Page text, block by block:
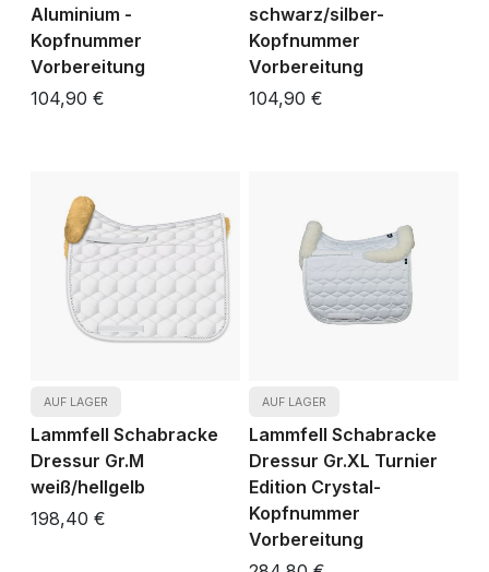
Aluminium -
Kopfnummer
Vorbereitung
104,90 €
schwarz/silber-
Kopfnummer
Vorbereitung
104,90 €
AUF LAGER
Lammfell Schabracke
Dressur Gr.M
weiß/hellgelb
198,40 €
AUF LAGER
Lammfell Schabracke
Dressur Gr.XL Turnier
Edition Crystal-
Kopfnummer
Vorbereitung